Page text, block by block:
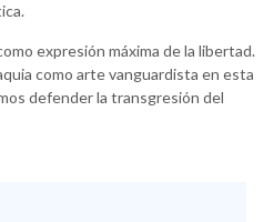
expresión máxima de la libertad.
como arte vanguardista en esta
defender la transgresión del